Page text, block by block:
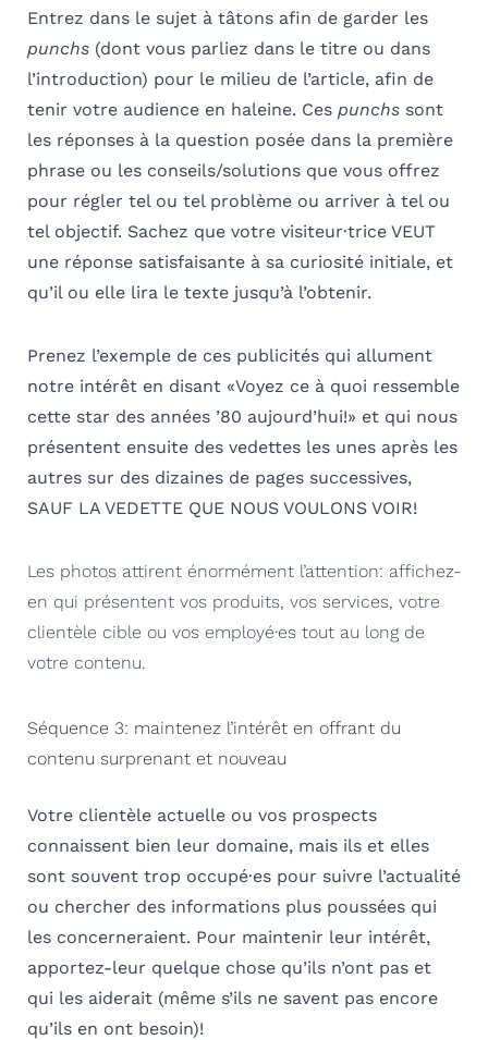
Entrez dans le sujet à tâtons afin de garder les
punchs (dont vous parliez dans le titre ou dans
l’introduction) pour le milieu de l’article, afin de
tenir votre audience en haleine. Ces punchs sont
les réponses à la question posée dans la première
phrase ou les conseils/solutions que vous offrez
pour régler tel ou tel problème ou arriver à tel ou
tel objectif. Sachez que votre visiteur·trice VEUT
une réponse satisfaisante à sa curiosité initiale, et
qu’il ou elle lira le texte jusqu’à l’obtenir.
Prenez l’exemple de ces publicités qui allument
notre intérêt en disant «Voyez ce à quoi ressemble
cette star des années ’80 aujourd’hui!» et qui nous
présentent ensuite des vedettes les unes après les
autres sur des dizaines de pages successives,
SAUF LA VEDETTE QUE NOUS VOULONS VOIR!
Les photos attirent énormément l’attention: affichez-
en qui présentent vos produits, vos services, votre
clientèle cible ou vos employé·es tout au long de
votre contenu.
Séquence 3: maintenez l’intérêt en offrant du
contenu surprenant et nouveau
Votre clientèle actuelle ou vos prospects
connaissent bien leur domaine, mais ils et elles
sont souvent trop occupé·es pour suivre l’actualité
ou chercher des informations plus poussées qui
les concerneraient. Pour maintenir leur intérêt,
apportez-leur quelque chose qu’ils n’ont pas et
qui les aiderait (même s’ils ne savent pas encore
qu’ils en ont besoin)!